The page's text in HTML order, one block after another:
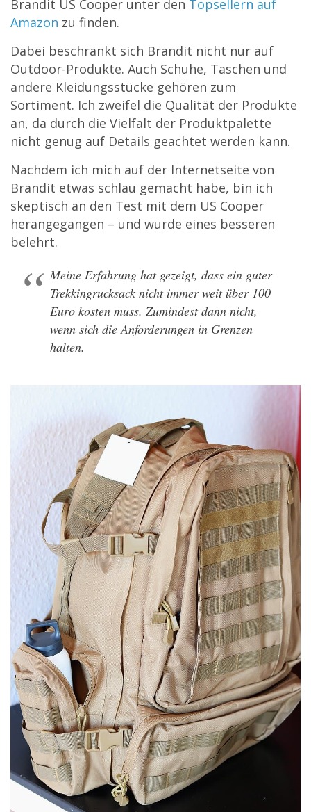
Brandit US Cooper unter den Topsellern auf
Amazon zu finden.
Dabei beschränkt sich Brandit nicht nur auf
Outdoor-Produkte. Auch Schuhe, Taschen und
andere Kleidungsstücke gehören zum
Sortiment. Ich zweifel die Qualität der Produkte
an, da durch die Vielfalt der Produktpalette
nicht genug auf Details geachtet werden kann.
Nachdem ich mich auf der Internetseite von
Brandit etwas schlau gemacht habe, bin ich
skeptisch an den Test mit dem US Cooper
herangegangen – und wurde eines besseren
belehrt.
Meine Erfahrung hat gezeigt, dass ein guter
Trekkingrucksack nicht immer weit über 100
Euro kosten muss. Zumindest dann nicht,
wenn sich die Anforderungen in Grenzen
halten.